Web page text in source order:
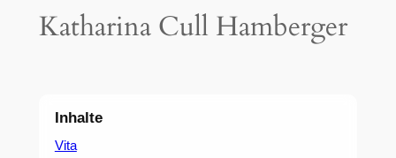
Katharina Cull Hamberger
Inhalte
Vita